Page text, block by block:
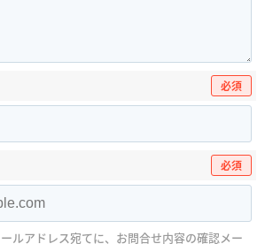
必須
必須
ルアドレス宛てに、お問合せ内容の確認メー